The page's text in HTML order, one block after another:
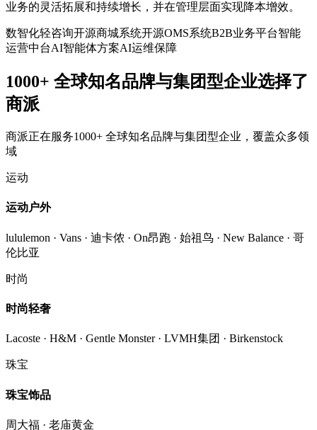
业务的灵活拓展和持续增长，并在管理层面实现降本增效。
数智化轻咨询开源商城系统开源OMS系统B2B业务平台智能
运营中台AI智能体方案AI运维保障
1000+ 全球知名品牌与集团型企业选择了
商派
商派正在服务1000+ 全球知名品牌与集团型企业，覆盖众多领
域
运动
运动户外
lululemon · Vans · 迪卡侬 · On昂跑 · 始祖鸟 · New Balance · 哥
伦比亚
时尚
时尚轻奢
Lacoste · H&M · Gentle Monster · LVMH集团 · Birkenstock
珠宝
珠宝饰品
周大福 · 老庙黄金